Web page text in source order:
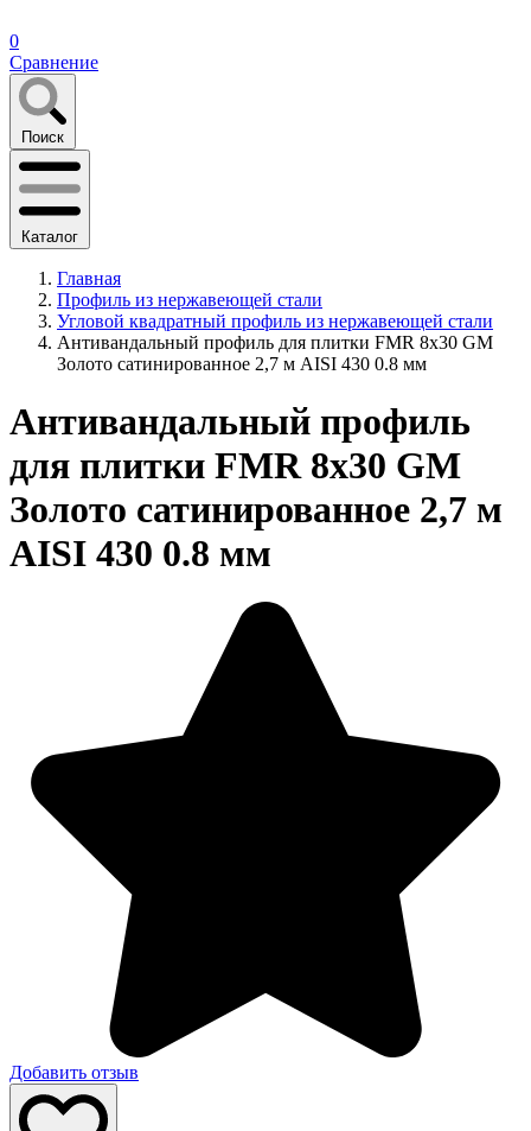
0
Сравнение
Поиск
Каталог
Главная
Профиль из нержавеющей стали
Угловой квадратный профиль из нержавеющей стали
Антивандальный профиль для плитки FMR 8х30 GM
Золото сатинированное 2,7 м AISI 430 0.8 мм
Антивандальный профиль
для плитки FMR 8х30 GM
Золото сатинированное 2,7 м
AISI 430 0.8 мм
Добавить отзыв